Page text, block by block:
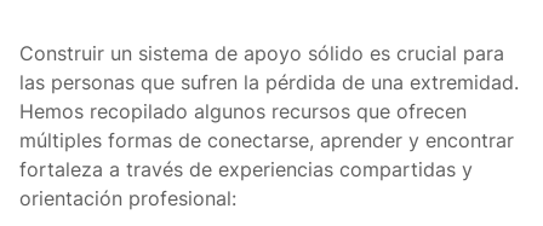
Construir un sistema de apoyo sólido es crucial para
las personas que sufren la pérdida de una extremidad.
Hemos recopilado algunos recursos que ofrecen
múltiples formas de conectarse, aprender y encontrar
fortaleza a través de experiencias compartidas y
orientación profesional: